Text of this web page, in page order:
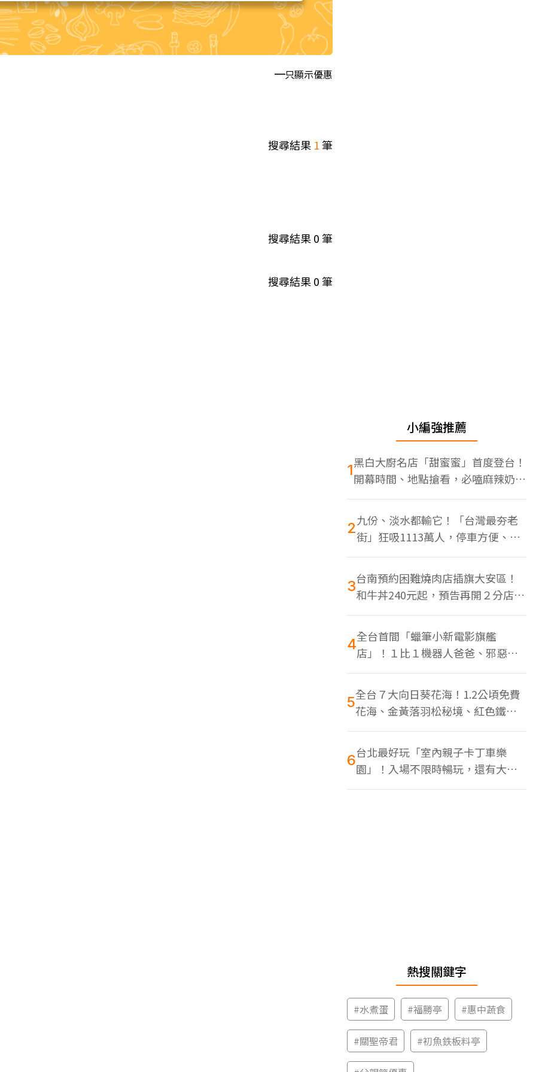
只顯示優惠
搜尋結果 1筆
搜尋結果0筆
搜尋結果0筆
小編強推薦
1黑白大廚名店「甜蜜蜜」首度登台！
開幕時間、地點搶看，必嗑麻辣奶油
蝦
2九份、淡水都輸它！「台灣最夯老
街」狂吸1113萬人，停車方便、特
色美食多
3台南預約困難燒肉店插旗大安區！
和牛丼240元起，預告再開２分店、
地點曝光
4全台首間「蠟筆小新電影旗艦
店」！１比１機器人爸爸、邪惡正
男，百款周邊買翻
5全台７大向日葵花海！1.2公頃免費
花海、金黃落羽松秘境、紅色鐵橋
同框
6台北最好玩「室內親子卡丁車樂
園」！入場不限時暢玩，還有大螢
幕Switch遊戲區
熱搜關鍵字
#水煮蛋 #福勝亭 #惠中蔬食
#關聖帝君 #初魚鉄板料亭